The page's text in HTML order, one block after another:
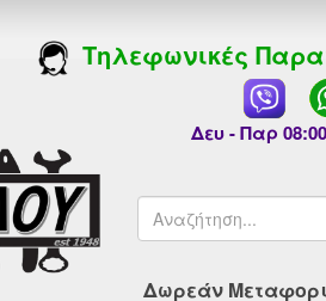
Τηλεφωνικές
Δευ - Παρ
Δωρεάν